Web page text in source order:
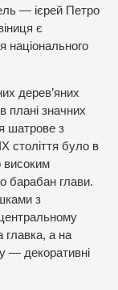
— ієрей Петро
є
національного
дерев’яних
плані значних
шатрове з
століття було в
високим
барабан глави.
з
главка, а на
— декоративні